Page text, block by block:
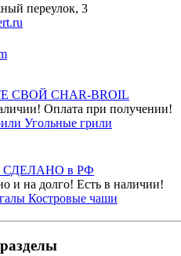
переулок, 3
СВОЙ CHAR-BROIL
Оплата при получении!
Угольные грили
СДЕЛАНО в РФ
и на долго! Есть в наличии!
Костровые чаши